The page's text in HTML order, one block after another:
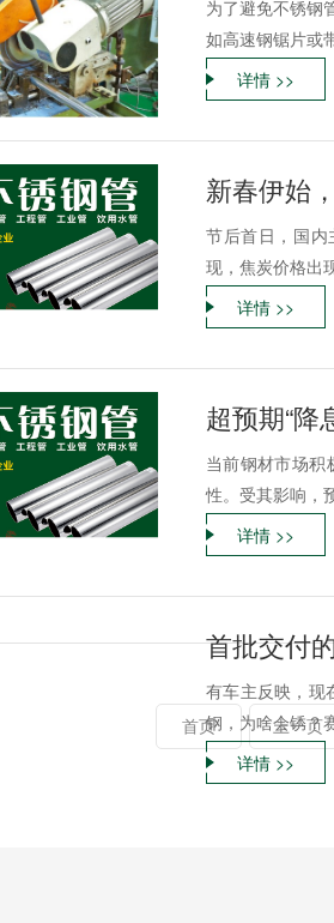
为了避免不锈钢
如高速钢锯片或
详情 >>
节后首日，国
现，焦炭价格出
详情 >>
超预期“降
当前钢材市场积
性。受其影响，
详情 >>
首批交付
有车主反映，现
钢，为啥会锈？
详情 >>
首页 上一页